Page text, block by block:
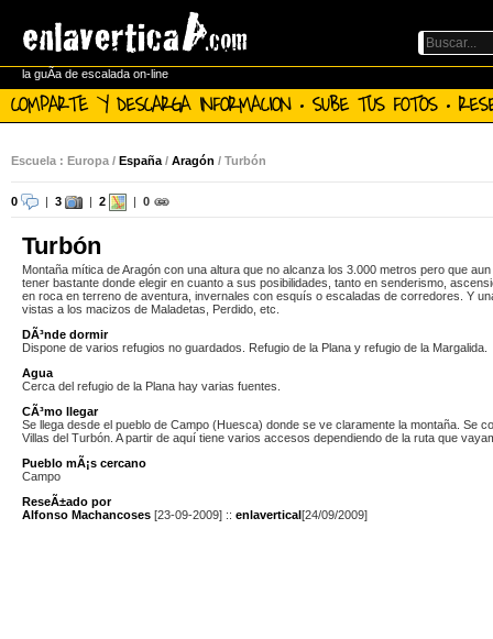
la guÃ­a de escalada on-line
COMPARTE Y DESCARGA INFORMACION · SUBE TUS FOTOS ·
Escuela : Europa / España / Aragón / Turbón
0 3 2 0
Turbón
Montaña mítica de Aragón con una altura que no alcanza los 3.000 metros pero que
tener bastante donde elegir en cuanto a sus posibilidades, tanto en senderismo,
en roca en terreno de aventura, invernales con esquís o escaladas de corredores. Y
vistas a los macizos de Maladetas, Perdido, etc.
DÃ³nde dormir
Dispone de varios refugios no guardados. Refugio de la Plana y refugio de la Margalida.
Agua
Cerca del refugio de la Plana hay varias fuentes.
CÃ³mo llegar
Se llega desde el pueblo de Campo (Huesca) donde se ve claramente la montaña. Se
Villas del Turbón. A partir de aquí tiene varios accesos dependiendo de la ruta que
Pueblo mÃ¡s cercano
Campo
ReseÃ±ado por
Alfonso Machancoses [23-09-2009] :: enlavertical[24/09/2009]